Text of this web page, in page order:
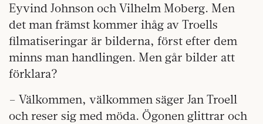
Eyvind Johnson och Vilhelm Moberg. Men
det man främst kommer ihåg av Troells
filmatiseringar är bilderna, först efter dem
minns man handlingen. Men går bilder att
förklara?
– Välkommen, välkommen säger Jan Troell
och reser sig med möda. Ögonen glittrar och